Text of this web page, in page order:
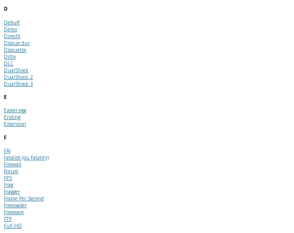
D
Debuff
Démo
DirectX
Disque dur
Disquette
Ditto
DLC
DualShock
DualShock 2
DualShock 3
E
Easter egg
Ending
Extension
F
FAI
Fatalité (ou Fatality)
Firewall
Forum
FPS
Frag
Fragger
Frame Per Second
Freeloader
Freeware
FTP
Full HD